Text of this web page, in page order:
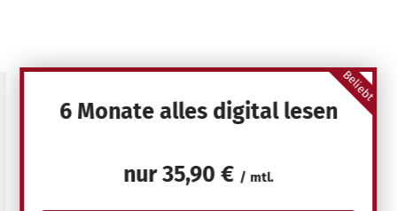
Beliebt
6 Monate alles digital lesen
nur35,90 € / mtl.